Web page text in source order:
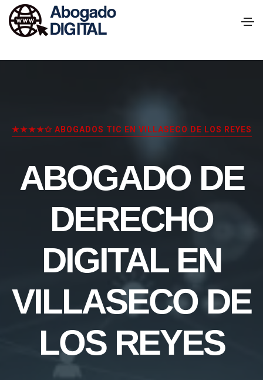
★★★★✩ ABOGADOS TIC EN VILLASECO DE LOS REYES
ABOGADO DE
DERECHO
DIGITAL EN
VILLASECO DE
LOS REYES